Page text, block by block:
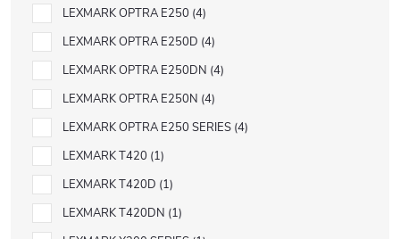
LEXMARK OPTRA E250 4
LEXMARK OPTRA E250D 4
LEXMARK OPTRA E250DN 4
LEXMARK OPTRA E250N 4
LEXMARK OPTRA E250 SERIES 4
LEXMARK T420 1
LEXMARK T420D 1
LEXMARK T420DN 1